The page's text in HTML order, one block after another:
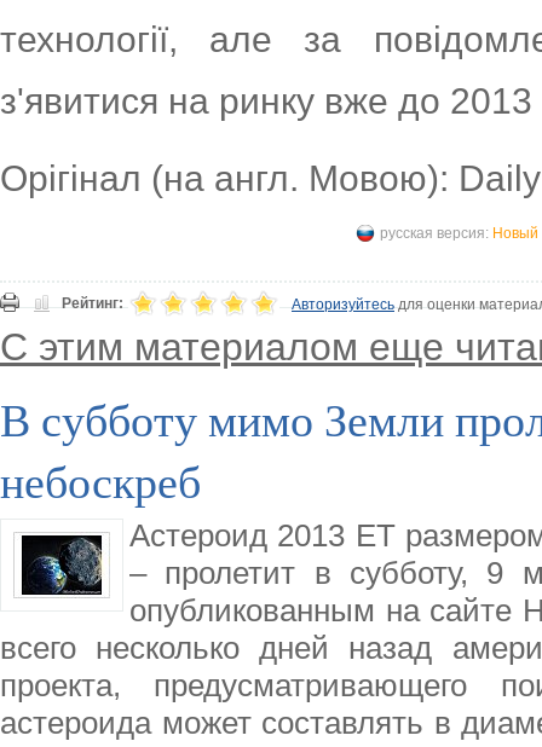
технології, але за
з'явитися на ринку вже до 2013
Орігінал (на англ. Мовою):
русская версия: Новый
Рейтинг: Авторизуйтесьдля оценки
С этим материалом еще
В субботу мимо Земли
небоскреб
Астероид 2013 ET
– пролетит в субботу, 9
опубликованным на сайте
всего несколько дней назад
проекта, предусматривающего
астероида может составлять в